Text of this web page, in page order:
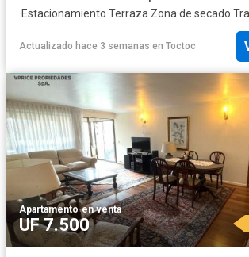
·Estacionamiento·Terraza·Zona de secado·
Actualizado hace 3 semanas en Toctoc
Apartamento·en venta
UF 7.500